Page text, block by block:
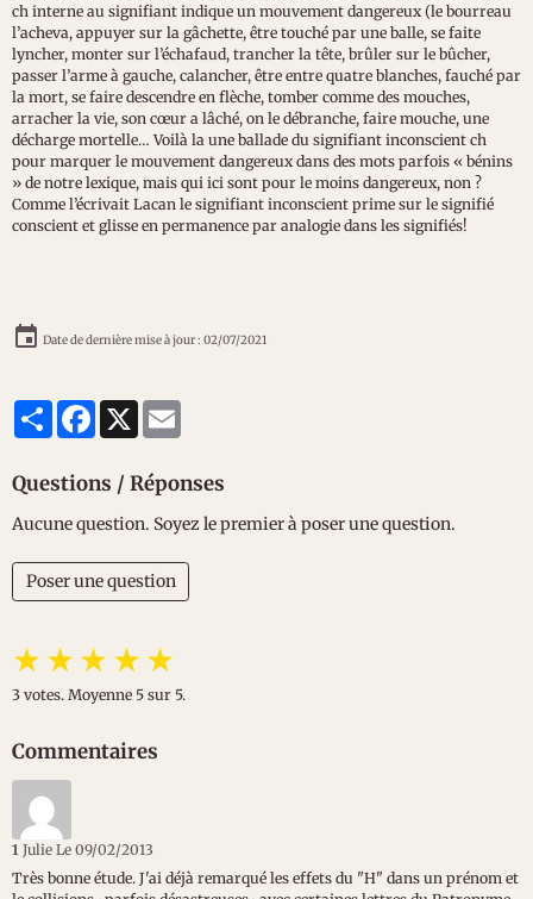
ch interne au signifiant indique un mouvement dangereux (le bourreau
l’acheva, appuyer sur la gâchette, être touché par une balle, se faite
lyncher, monter sur l’échafaud, trancher la tête, brûler sur le bûcher,
passer l’arme à gauche, calancher, être entre quatre blanches, fauché par
la mort, se faire descendre en flèche, tomber comme des mouches,
arracher la vie, son cœur a lâché, on le débranche, faire mouche, une
décharge mortelle… Voilà la une ballade du signifiant inconscient ch
pour marquer le mouvement dangereux dans des mots parfois « bénins
» de notre lexique, mais qui ici sont pour le moins dangereux, non ?
Comme l’écrivait Lacan le signifiant inconscient prime sur le signifié
conscient et glisse en permanence par analogie dans les signifiés!
Date de dernière mise à jour : 02/07/2021
PartagerFacebook
X
Questions / Réponses
Aucune question. Soyez le premier à poser une question.
Poser une question
★★★★★
3 votes. Moyenne 5 sur 5.
Commentaires
1 Julie Le 09/02/2013
Très bonne étude. J'ai déjà remarqué les effets du "H" dans un prénom et